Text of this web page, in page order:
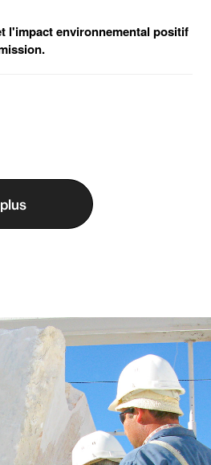
l'impact environnemental positif